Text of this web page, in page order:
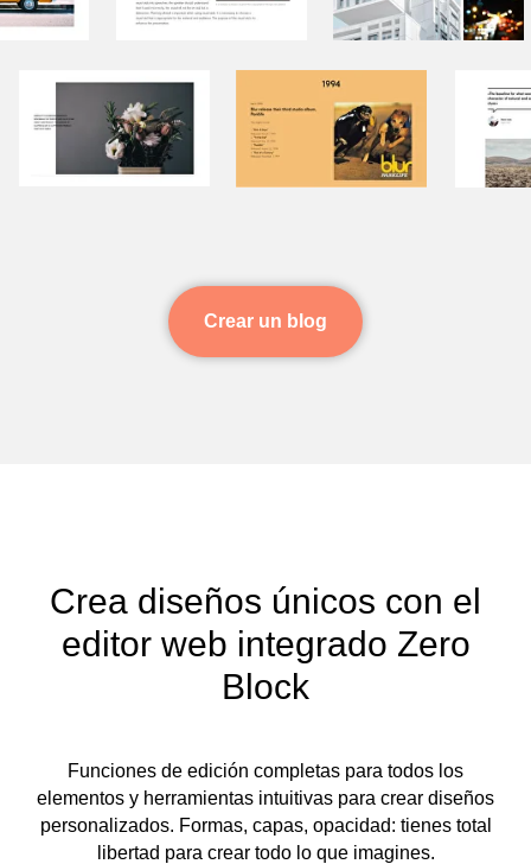
Crear un blog
Crea diseños únicos con el
editor web integrado Zero
Block
Funciones de edición completas para todos los
elementos y herramientas intuitivas para crear diseños
personalizados. Formas, capas, opacidad: tienes total
libertad para crear todo lo que imagines.